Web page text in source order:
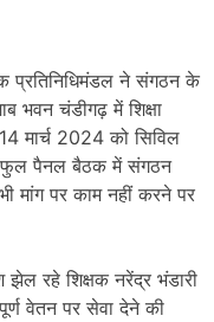
प्रतिनिधिमंडल ने संगठन के
भवन चंडीगढ़ में शिक्षा
मार्च 2024 को सिविल
फुल पैनल बैठक में संगठन
भी मांग पर काम नहीं करने पर
रहे शिक्षक नरेंद्र भंडारी
वेतन पर सेवा देने की